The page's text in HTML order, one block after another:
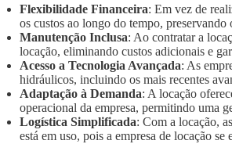
Flexibilidade Financeira: Em vez de
os custos ao longo do tempo, preservando
Manutenção Inclusa: Ao contratar a
locação, eliminando custos adicionais e
Acesso a Tecnologia Avançada: As
hidráulicos, incluindo os mais recentes
Adaptação à Demanda: A locação
operacional da empresa, permitindo uma
Logística Simplificada: Com a locação,
está em uso, pois a empresa de locação